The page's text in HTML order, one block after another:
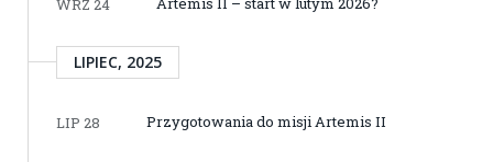
WRZ 24
LIPIEC, 2025
LIP 28 Przygotowania do misji Artemis II